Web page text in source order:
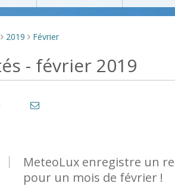
> 2019 > Février
- février 2019
MeteoLux enregistre un
pour un mois de février !